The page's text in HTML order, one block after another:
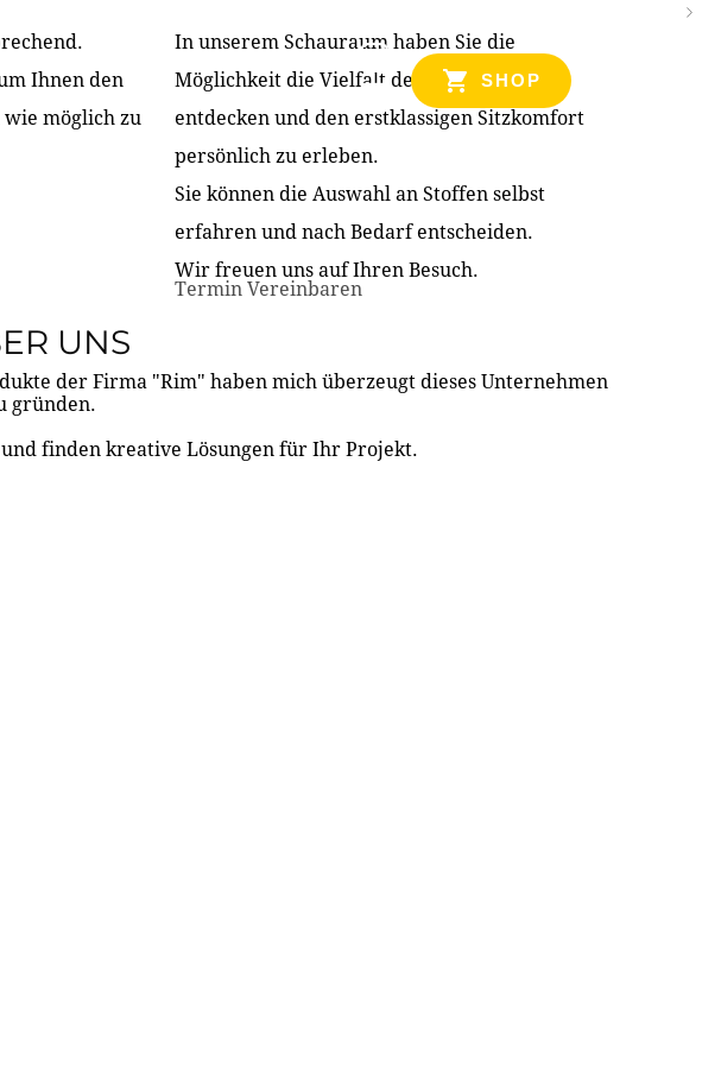
& REFERENZEN
SHOP
Ihnen den
möglich zu
In unserem Schauraum haben Sie die
Möglichkeit die Vielfalt der Produkte zu
entdecken und den erstklassigen Sitzkomfort
persönlich zu erleben.
Sie können die Auswahl an Stoffen selbst
erfahren und nach Bedarf entscheiden.
Wir freuen uns auf Ihren Besuch.
Termin Vereinbaren
UNS
der Firma "Rim" haben mich überzeugt dieses Unternehmen
gründen.
finden kreative Lösungen für Ihr Projekt.